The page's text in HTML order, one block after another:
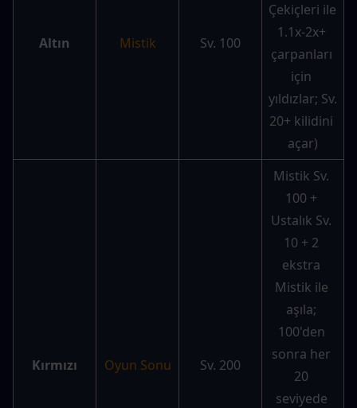
Altın Mistik Sv. 100
Çekiçleri ile
1.1x-2x+
çarpanları
için
yıldızlar; Sv.
20+ kilidini
açar)
Kırmızı Oyun Sonu Sv. 200
Mistik Sv.
100 +
Ustalık Sv.
10 + 2
ekstra
Mistik ile
aşıla;
100'den
sonra her
20
seviyede